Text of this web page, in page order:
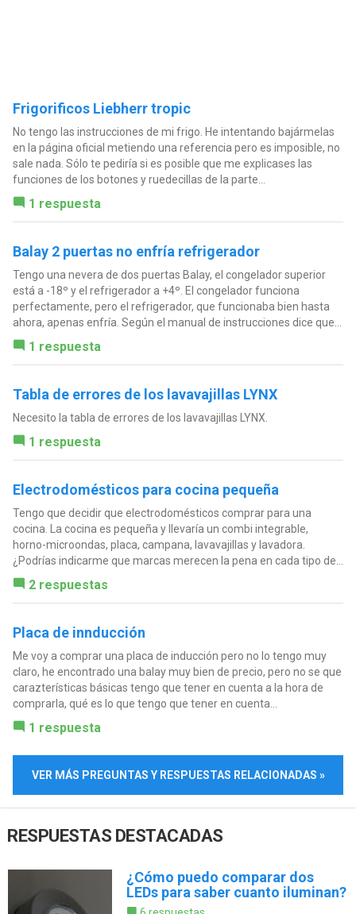
Frigorificos Liebherr tropic
No tengo las instrucciones de mi frigo. He intentando bajármelas
en la página oficial metiendo una referencia pero es imposible, no
sale nada. Sólo te pediría si es posible que me explicases las
funciones de los botones y ruedecillas de la parte...
1 respuesta
Balay 2 puertas no enfría refrigerador
Tengo una nevera de dos puertas Balay, el congelador superior
está a -18º y el refrigerador a +4º. El congelador funciona
perfectamente, pero el refrigerador, que funcionaba bien hasta
ahora, apenas enfría. Según el manual de instrucciones dice que...
1 respuesta
Tabla de errores de los lavavajillas LYNX
Necesito la tabla de errores de los lavavajillas LYNX.
1 respuesta
Electrodomésticos para cocina pequeña
Tengo que decidir que electrodomésticos comprar para una
cocina. La cocina es pequeña y llevaría un combi integrable,
horno-microondas, placa, campana, lavavajillas y lavadora.
¿Podrías indicarme que marcas merecen la pena en cada tipo de...
2 respuestas
Placa de innducción
Me voy a comprar una placa de inducción pero no lo tengo muy
claro, he encontrado una balay muy bien de precio, pero no se que
carazterísticas básicas tengo que tener en cuenta a la hora de
comprarla, qué es lo que tengo que tener en cuenta...
1 respuesta
VER MÁS PREGUNTAS Y RESPUESTAS RELACIONADAS »
RESPUESTAS DESTACADAS
¿Cómo puedo comparar dos
LEDs para saber cuanto iluminan?